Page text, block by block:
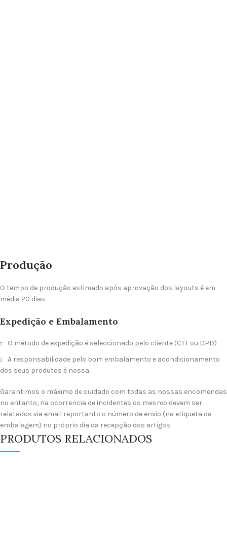
Produção
O tempo de produção estimado após aprovação dos layouts é em
média 20 dias.
Expedição e Embalamento
O método de expedição é seleccionado pelo cliente (CTT ou DPD)
A responsabilidade pelo bom embalamento e acondicionamento
dos seus produtos é nossa.
Garantimos o máximo de cuidado com todas as nossas encomendas
no entanto, na ocorrencia de incidentes os mesmo devem ser
relatados via email reportanto o número de envio (na etiqueta da
embalagem) no próprio dia da recepção dos artigos.
PRODUTOS RELACIONADOS